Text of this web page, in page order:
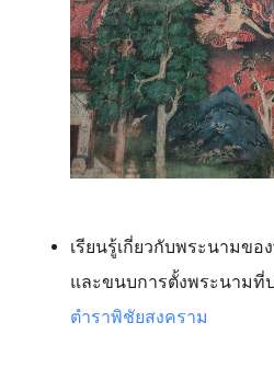
เรียนรู้เกี่ยวกับพระนามขอ
และขนบการตั้งพระนามที่
ตำราพิชัยสงคราม